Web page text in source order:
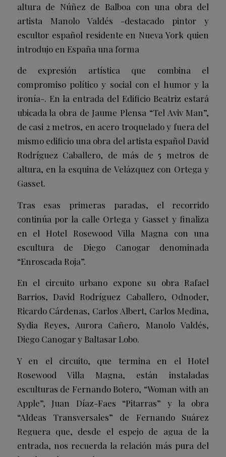
altura de Núñez de Balboa con una obra del
artista Manolo Valdés -destacado pintor y
escultor español residente en Nueva York quien
introdujo en España una forma
de expresión artística que combina el
compromiso político y social con el humor y la
ironía-. En la entrada del Edificio Beatriz estará
ubicada la obra de Jaume Plensa “Tel Aviv Man”,
de casi 2 metros, en acero troquelado y fuera del
mismo edificio una obra del artista español David
Rodríguez Caballero, de más de 5 metros de
altura, en la esquina de Velázquez con Ortega y
Gasset.
Tras esas primeras paradas, el recorrido
continúa por la calle Ortega y Gasset y finaliza
en el Hotel Rosewood Villa Magna con una
escultura de Diego Canogar denominada
“Enroscada Roja”.
En el circuito urbano expone su obra Rafael
Barrios, David Rodríguez Caballero, Odnoder,
Ricardo Cárdenas, Carlos Albert, Carlos Medina,
Sydia Reyes, Aurora Cañero, Manolo Valdés,
Diego Canogar y Baltasar Lobo.
Y en el circuito, que termina en el Hotel
Rosewood Villa Magna, están instaladas
esculturas de Fernando Botero, “Woman with an
Apple”, Juan Díaz-Faes “Pitarras” y la obra
“Aldeas Transversales” de Fernando Suárez
Reguera que, desde el espejo de agua de la
entrada, nos recuerda la relación más pura del